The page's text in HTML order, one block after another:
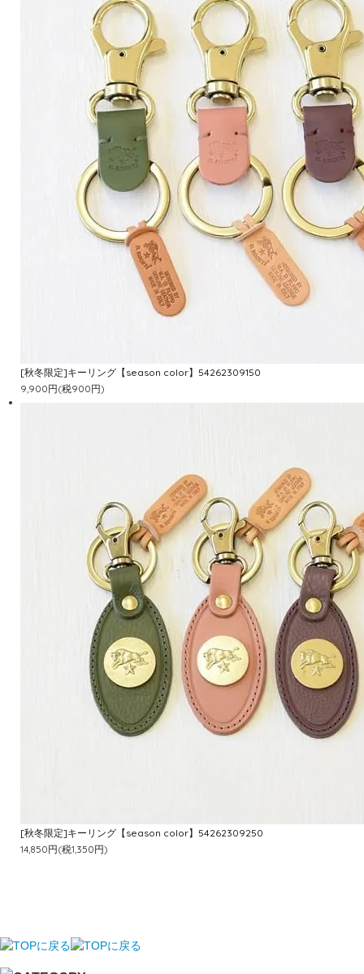
[秋冬限定]キーリング【season color】54262309150
9,900円(税900円)
[秋冬限定]キーリング【season color】54262309250
14,850円(税1,350円)